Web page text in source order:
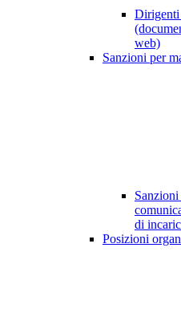
Dirigenti
web)
Sanzioni per
di
Posizioni